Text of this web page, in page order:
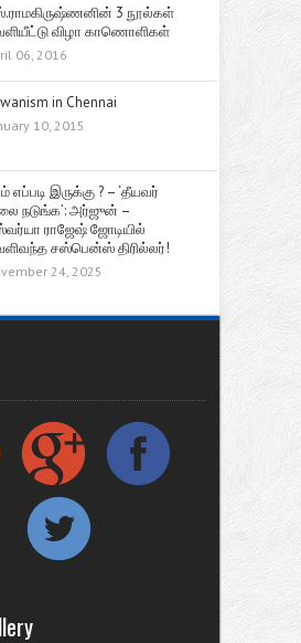
3 நூல்கள்
விழா காணொளிகள்
06, 2016
in Chennai
10, 2015
எப்படி இருக்கு ? – ‘தீயவர்
நடுங்க’: அர்ஜுன் –
ராஜேஷ் ஜோடியில்
சஸ்பென்ஸ் திரில்லர்!
24, 2025